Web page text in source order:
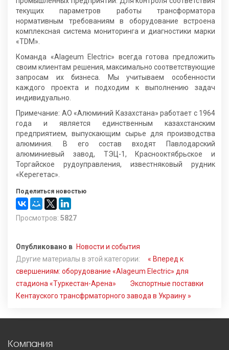
текущих параметров работы трансформатора
нормативным требованиям в оборудование встроена
комплексная система мониторинга и диагностики марки
«TDM».
Команда «Alageum Electric» всегда готова предложить
своим клиентам решения, максимально соответствующие
запросам их бизнеса. Мы учитываем особенности
каждого проекта и подходим к выполнению задач
индивидуально.
Примечание: АО «Алюминий Казахстана» работает с 1964
года и является единственным казахстанским
предприятием, выпускающим сырье для производства
алюминия. В его состав входят Павлодарский
алюминиевый завод, ТЭЦ-1, Краснооктябрьское и
Торгайское рудоуправления, известняковый рудник
«Керегетас».
Поделиться новостью
Просмотров: 5827
Опубликовано в Новости и события
Другие материалы в этой категории:
« Вперед к
свершениям: оборудование «Alageum Electric» для
стадиона «Туркестан-Арена»
Экспортные поставки
Кентауского трансфрматорного завода в Украину »
Компания